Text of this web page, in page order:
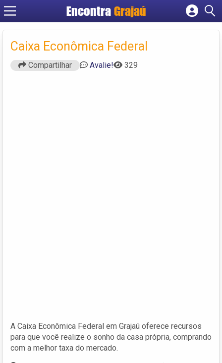
Encontra Grajaú
Cadastrar empresa
Criar conta
Caixa Econômica Federal
Compartilhar Avalie! 329
A Caixa Econômica Federal em Grajaú oferece recursos
para que você realize o sonho da casa própria, comprando
com a melhor taxa do mercado.